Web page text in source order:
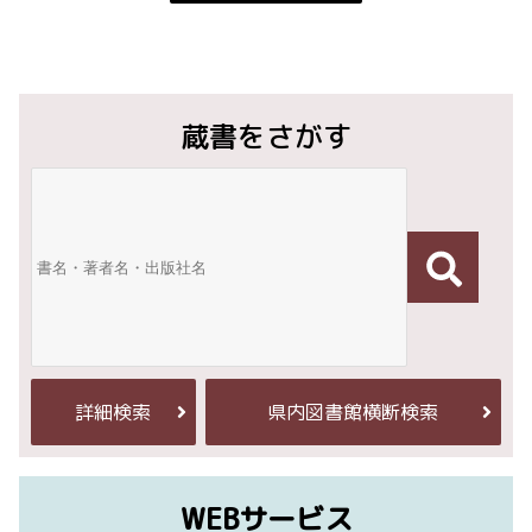
蔵書をさがす
詳細検索 県内図書館横断検索
WEBサービス